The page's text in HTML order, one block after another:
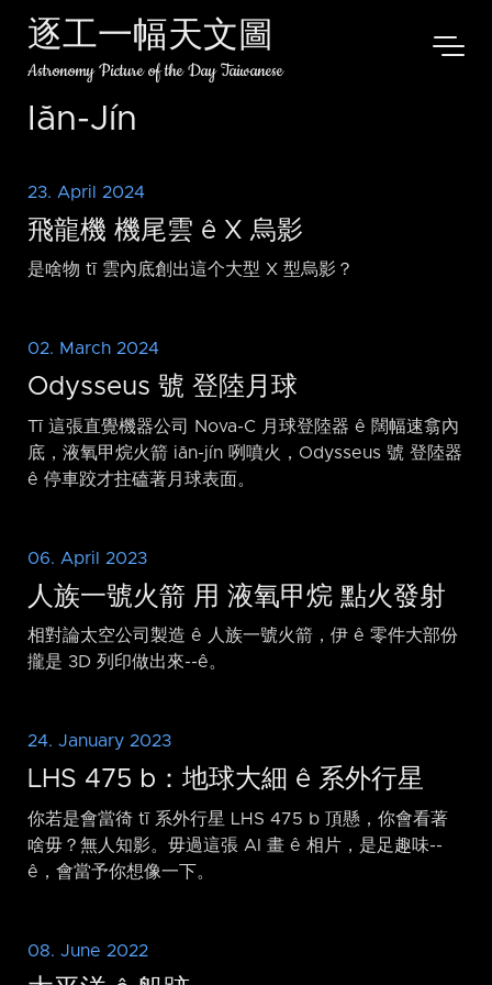
逐工一幅天文圖
Astronomy Picture of the Day Taiwanese
Iăn-Jín
23. April 2024
飛龍機 機尾雲 ê X 烏影
是啥物 tī 雲內底創出這个大型 X 型烏影？
02. March 2024
Odysseus 號 登陸月球
Tī 這張直覺機器公司 Nova-C 月球登陸器 ê 闊幅速翕內
底，液氧甲烷火箭 iăn-jín 咧噴火，Odysseus 號 登陸器
ê 停車跤才拄磕著月球表面。
06. April 2023
人族一號火箭 用 液氧甲烷 點火發射
相對論太空公司製造 ê 人族一號火箭，伊 ê 零件大部份
攏是 3D 列印做出來-⁠-ê。
24. January 2023
LHS 475 b：地球大細 ê 系外行星
你若是會當徛 tī 系外行星 LHS 475 b 頂懸，你會看著
啥毋？無人知影。毋過這張 AI 畫 ê 相片，是足趣味-⁠-
ê，會當予你想像一下。
08. June 2022